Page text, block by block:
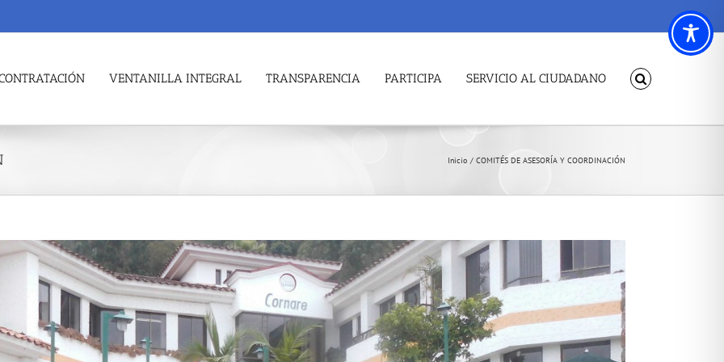
VENTANILLA INTEGRAL TRANSPARENCIA PARTICIPA SERVICIO AL CIUDADANO
Inicio COMITÉS DE ASESORÍA Y COORDINACIÓN